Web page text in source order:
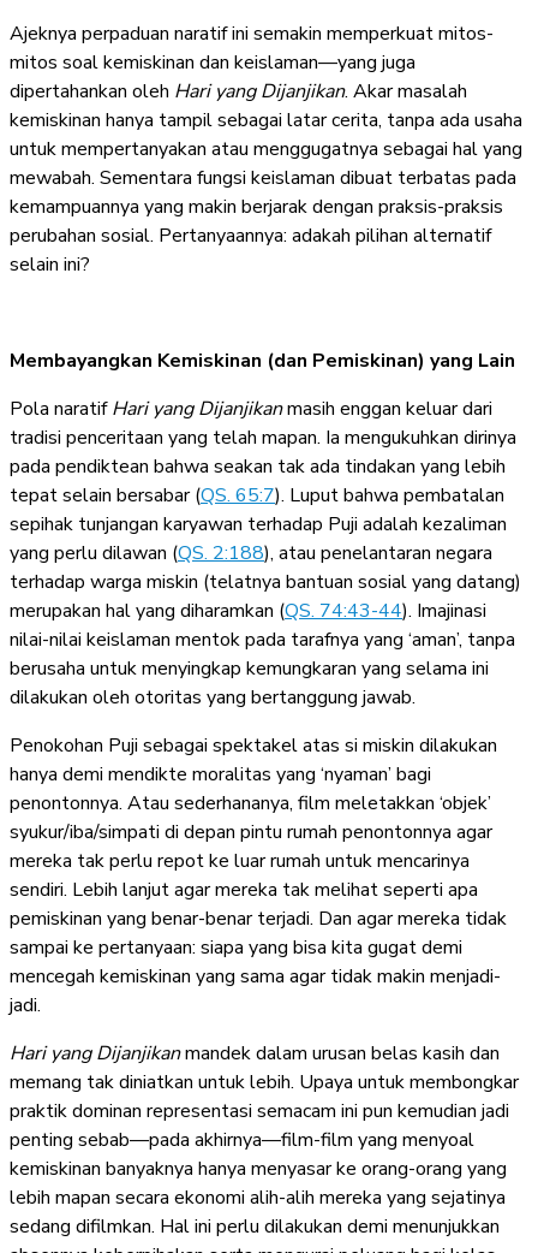
Ajeknya perpaduan naratif ini semakin memperkuat mitos-
mitos soal kemiskinan dan keislaman—yang juga
dipertahankan oleh Hari yang Dijanjikan. Akar masalah
kemiskinan hanya tampil sebagai latar cerita, tanpa ada usaha
untuk mempertanyakan atau menggugatnya sebagai hal yang
mewabah. Sementara fungsi keislaman dibuat terbatas pada
kemampuannya yang makin berjarak dengan praksis-praksis
perubahan sosial. Pertanyaannya: adakah pilihan alternatif
selain ini?
Membayangkan Kemiskinan (dan Pemiskinan) yang Lain
Pola naratifHari yang Dijanjikanmasih enggan keluar dari
tradisi penceritaan yang telah mapan. Ia mengukuhkan dirinya
pada pendiktean bahwa seakan tak ada tindakan yang lebih
tepat selain bersabar (QS. 65:7). Luput bahwa pembatalan
sepihak tunjangan karyawan terhadap Puji adalah kezaliman
yang perlu dilawan (QS. 2:188), atau penelantaran negara
terhadap warga miskin (telatnya bantuan sosial yang datang)
merupakan hal yang diharamkan (QS. 74:43-44). Imajinasi
nilai-nilai keislaman mentok pada tarafnya yang ‘aman’, tanpa
berusaha untuk menyingkap kemungkaran yang selama ini
dilakukan oleh otoritas yang bertanggung jawab.
Penokohan Puji sebagai spektakel atas si miskin dilakukan
hanya demi mendikte moralitas yang ‘nyaman’ bagi
penontonnya. Atau sederhananya, film meletakkan ‘objek’
syukur/iba/simpati di depan pintu rumah penontonnya agar
mereka tak perlu repot ke luar rumah untuk mencarinya
sendiri. Lebih lanjut agar mereka tak melihat seperti apa
pemiskinan yang benar-benar terjadi. Dan agar mereka tidak
sampai ke pertanyaan: siapa yang bisa kita gugat demi
mencegah kemiskinan yang sama agar tidak makin menjadi-
jadi.
Hari yang Dijanjikanmandek dalam urusan belas kasih dan
memang tak diniatkan untuk lebih. Upaya untuk membongkar
praktik dominan representasi semacam ini pun kemudian jadi
penting sebab—pada akhirnya—film-film yang menyoal
kemiskinan banyaknya hanya menyasar ke orang-orang yang
lebih mapan secara ekonomi alih-alih mereka yang sejatinya
sedang difilmkan. Hal ini perlu dilakukan demi menunjukkan